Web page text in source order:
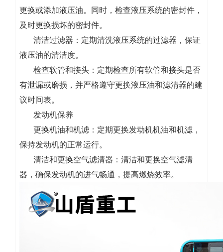
更换或添加液压油。同时，检查液压系统的密封件，
及时更换损坏的密封件。
清洁过滤器：定期清洗液压系统的过滤器，保证
液压油的清洁度。
检查软管和接头：定期检查所有软管和接头是否
有泄漏或磨损，并严格遵守更换液压油和滤清器的建
议时间表。
发动机保养
更换机油和机滤：定期更换发动机机油和机滤，
保持发动机的正常运行。
清洁和更换空气滤清器：清洁和更换空气滤清
器，确保发动机的进气畅通，提高燃烧效率。